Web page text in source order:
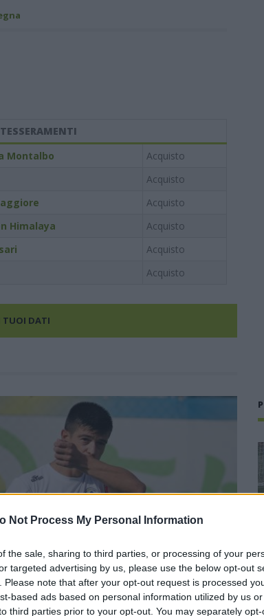
Not Process My Personal Information
the sale, sharing to third parties, or processing of your
targeted advertising by us, please use the below opt-out
Please note that after your opt-out request is processed
based ads based on personal information utilized by us
third parties prior to your opt-out. You may separately
TESSERAMENTI
Montalbo
Acquisto
Acquisto
Acquisto
Himalaya
Acquisto
Acquisto
Acquisto
TUOI DATI
fa un gran colpo e riporta a casa